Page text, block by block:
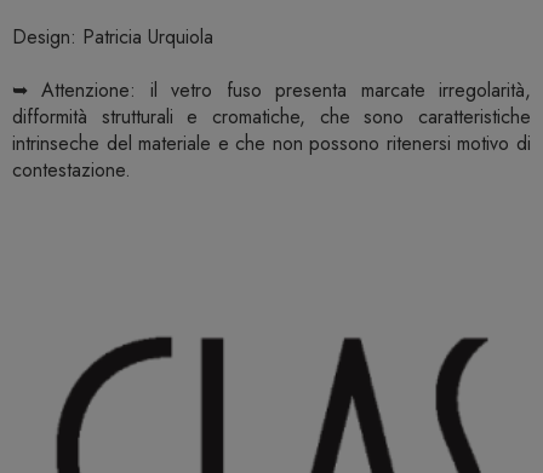
Design: Patricia Urquiola
➥ Attenzione: il vetro fuso presenta marcate irregolarità,
difformità strutturali e cromatiche, che sono caratteristiche
intrinseche del materiale e che non possono ritenersi motivo di
contestazione.